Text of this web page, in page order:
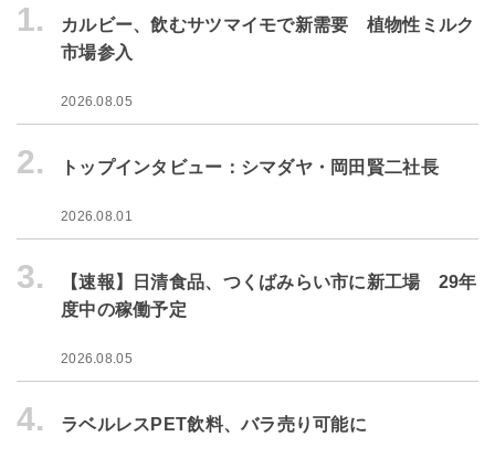
1.
カルビー、飲むサツマイモで新需要 植物性ミルク
市場参入
2026.08.05
2. トップインタビュー：シマダヤ・岡田賢二社長
2026.08.01
3.
【速報】日清食品、つくばみらい市に新工場 29年
度中の稼働予定
2026.08.05
4. ラベルレスPET飲料、バラ売り可能に